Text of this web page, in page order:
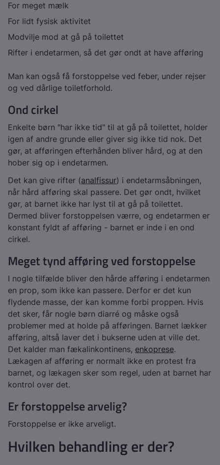
For meget mælk
For lidt fysisk aktivitet
Modvilje mod at gå på toilettet
Rifter i endetarmen, så det gør ondt at have afføring
Man kan også få forstoppelse ved feber, under rejser
og ved dårlige toiletforhold.
Ond cirkel
Enkelte børn "har ikke tid" til at gå på toilettet, holder
igen af andre grunde eller giver sig ikke tid nok. Det
gør, at afføringen efterhånden bliver hård, og at den
hober sig op i endetarmen.
Det kan give rifter (analfissur) i endetarmsåbningen,
når hård afføring skal passere. Det gør ondt, hvilket
gør, at barnet ikke har lyst til at gå på toilettet.
Dermed bliver forstoppelsen værre, og endetarmen er
konstant fyldt af afføring - barnet er inde i en ond
cirkel.
Meget tynd afføring ved forstoppelse
I nogle tilfælde bliver den hårde afføring i endetarmen
en prop, som ikke kan passere. Derfor er det kun
flydende masse, der kan komme forbi proppen. Hvis
det sker, får nogle børn diarré og måske også
problemer med at holde på afføringen. Barnet lækker
afføring, altså laver det i bukserne uden at ville det.
Det kalder man fækalinkontinens, enkoprese.
Lækagen af afføring er normalt ikke en protest fra
barnet, og lækagen sker som regel, uden at barnet har
kontrol over det.
Er forstoppelse arvelig?
Forstoppelse er ikke arveligt.
Hvilken behandling er der?